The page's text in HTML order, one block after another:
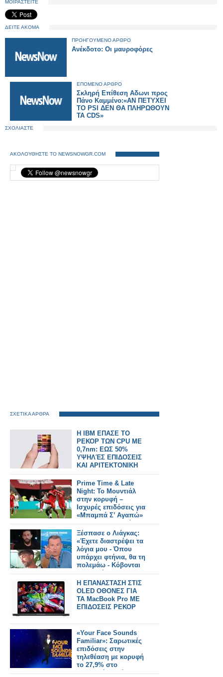
ΜΟΙΡΑΣΤΕΙΤΕ
ΔΕΙΤΕ ΑΚΟΜΑ
ΠΡΟΗΓΟΥΜΕΝΟ ΑΡΘΡΟ
Aνέκδοτο: Οι μαυροφόρες
ΕΠΟΜΕΝΟ ΑΡΘΡΟ
Σκληρή Επίθεση Αδωνι προς
Πάνο Καμμένο:«ΑΝ ΠΕΤΥΧΕΙ
ΤΟ PSI ΔΕΝ ΘΑ ΠΛΗΡΩΘΟΥΝ
ΤΑ CDS»
ΣΧΟΛΙΑΣΤΕ
ΑΚΟΛΟΥΘΗΣΤΕ ΤΟ NEWSNOWGR.COM
ΣΧΕΤΙΚΑ ΑΡΘΡΑ
Η IBM ΕΠΑΣΕ ΤΟ
ΡΕΚΟΡ ΤΩΝ CPU ΜΕ
0,7nm: ΕΩΣ 50%
ΥΨΗΛΈΣ ΕΠΙΔΟΣΕΙΣ
ΚΑΙ ΑΡΙΤΕΚΤΟΝΙΚΗ
NanoStack ΣΕ 3D
Prime Time & Late
Night: Το Μουντιάλ
στην κορυφή –
Ισχυρές επιδόσεις για
«Μπαμπά Σ’ Αγαπώ»
και «Να Μ’ Αγαπάς»
Ξέσπασε ο Λιάγκας:
«Έχετε διαστρέψει τα
λόγια μου - Όπου
υπάρχει φτήνια, θα τη
πολεμάω - Κόβονται
εκπομπές και δεν
αντικαθίστανται
Η ΕΠΑΝΑΣΤΑΣΗ ΣΤΙΣ
OLED ΟΘΟΝΕΣ ΓΙΑ
ΤΑ MacBook Pro ΜΕ
ΕΠΙΔΟΣΕΙΣ ΡΕΚΟΡ
«Your Face Sounds
Familiar»: Σαρωτικές
επιδόσεις στην
τηλεθέαση με κορυφή
το 27,9% στο
δυναμικό κοινό